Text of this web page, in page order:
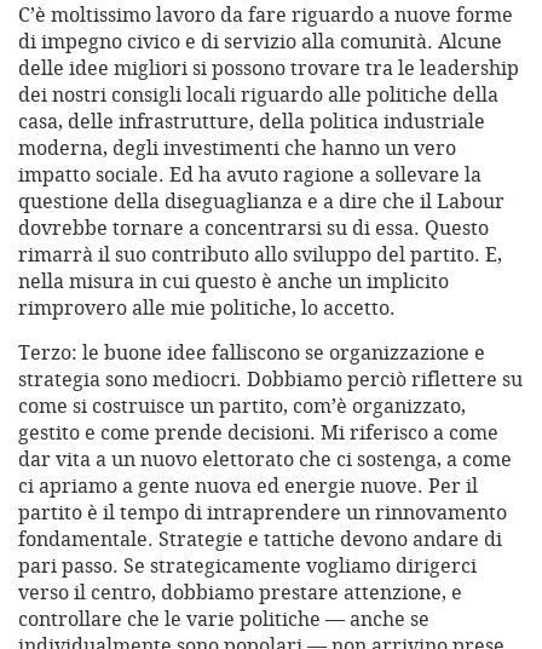
C’è moltissimo lavoro da fare riguardo a nuove forme
di impegno civico e di servizio alla comunità. Alcune
delle idee migliori si possono trovare tra le leadership
dei nostri consigli locali riguardo alle politiche della
casa, delle infrastrutture, della politica industriale
moderna, degli investimenti che hanno un vero
impatto sociale. Ed ha avuto ragione a sollevare la
questione della diseguaglianza e a dire che il Labour
dovrebbe tornare a concentrarsi su di essa. Questo
rimarrà il suo contributo allo sviluppo del partito. E,
nella misura in cui questo è anche un implicito
rimprovero alle mie politiche, lo accetto.
Terzo: le buone idee falliscono se organizzazione e
strategia sono mediocri. Dobbiamo perciò riflettere su
come si costruisce un partito, com’è organizzato,
gestito e come prende decisioni. Mi riferisco a come
dar vita a un nuovo elettorato che ci sostenga, a come
ci apriamo a gente nuova ed energie nuove. Per il
partito è il tempo di intraprendere un rinnovamento
fondamentale. Strategie e tattiche devono andare di
pari passo. Se strategicamente vogliamo dirigerci
verso il centro, dobbiamo prestare attenzione, e
controllare che le varie politiche — anche se